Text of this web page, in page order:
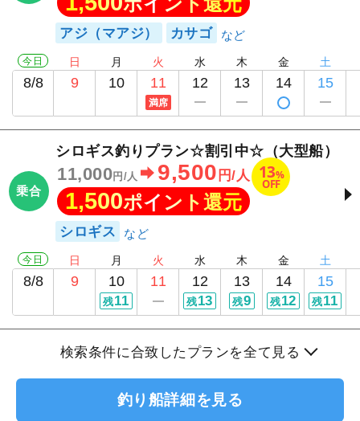
アジ（マアジ） カサゴ
今日
8/8
日
9
月
10
火
11
満席
水
12
木
13
金
14
土
15
乗合
シロギス釣りプラン☆割引中☆（大型船）
11,000 円/人 9,500 円/人 13%
OFF
1,500ポイント還元
シロギス
今日
8/8
日
9
月
10
残11
火
11
水
12
残13
木
13
残9
金
14
残12
土
15
残11
検索条件に合致したプランを全て見る
釣り船詳細を見る